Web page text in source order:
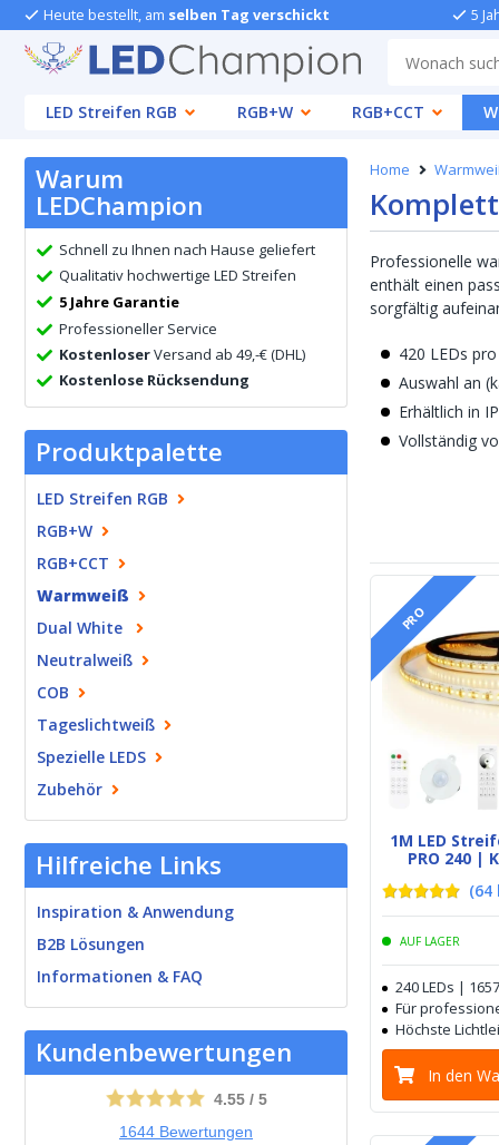
Heute bestellt, am selben Tag verschickt 5
LED Streifen RGB
RGB+W RGB+CCT
Warum
LEDChampion
Schnell zu Ihnen nach Hause geliefert
Qualitativ hochwertige LED Streifen
5 Jahre Garantie
Professioneller Service
KostenloserVersand ab 49,-€ (DHL)
Kostenlose Rücksendung
Produktpalette
LED Streifen RGB
RGB+W
RGB+CCT
Warmweiß
Dual White
Neutralweiß
COB
Tageslichtweiß
Spezielle LEDS
Zubehör
Hilfreiche Links
Inspiration & Anwendung
B2B Lösungen
Informationen & FAQ
Kundenbewertungen
4.55/ 5
1644 Bewertungen
Home
Professionelle
enthält einen
sorgfältig
420 LEDs
Auswahl an
Erhältlich in
Vollständig
PRO
1M LED
PRO 240 |
(64
AUF LAGER
240 LEDs |
Für
Höchste
In den